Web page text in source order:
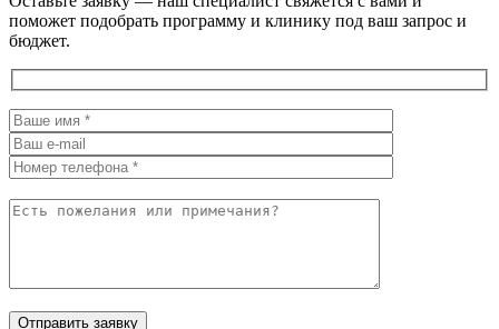
поможет подобрать программу и клинику под ваш запрос и
бюджет.